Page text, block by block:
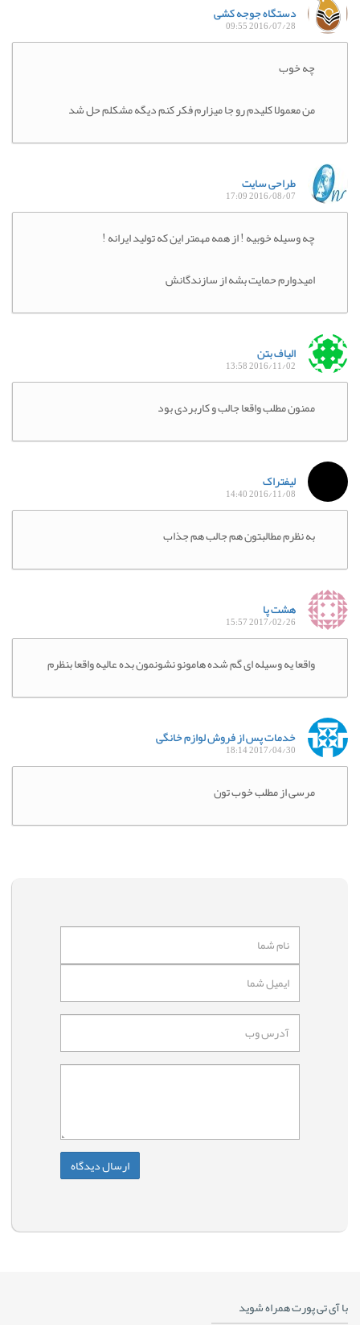
دستگاه جوجه کشی
2016/07/28 09:55
چه خوب
من معمولا کلیدم رو جا میزارم فکر کنم دیگه مشکلم حل شد
طراحی سایت
2016/08/07 17:09
چه وسیله خوبیه ! از همه مهمتر این که تولید ایرانه !
امیدوارم حمایت بشه از سازندگانش
الیاف بتن
2016/11/02 13:58
ممنون مطلب واقعا جالب و کاربردی بود
لیفتراک
2016/11/08 14:40
به نظرم مطالبتون هم جالب هم جذاب
هشت پا
2017/02/26 15:57
واقعا یه وسیله ای گم شده هامونو نشونمون بده عالیه واقعا بنظرم
خدمات پس از فروش لوازم خانگی
2017/04/30 18:14
مرسی از مطلب خوب تون
با آی تی پورت همراه شوید